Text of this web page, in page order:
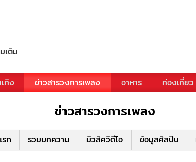
เติม
ทิง ข่าวสารวงการเพลง อาหาร ท่องเที่ยว
ข่าวสารวงการเพลง
ก รวมบทความ มิวสิควิดีโอ ข้อมูลศิลปิน